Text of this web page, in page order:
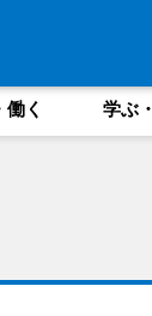
く 学ぶ